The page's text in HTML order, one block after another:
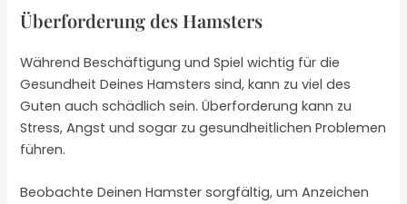
Überforderung des Hamsters
Während Beschäftigung und Spiel wichtig für die
Gesundheit Deines Hamsters sind, kann zu viel des
Guten auch schädlich sein. Überforderung kann zu
Stress, Angst und sogar zu gesundheitlichen Problemen
führen.
Beobachte Deinen Hamster sorgfältig, um Anzeichen